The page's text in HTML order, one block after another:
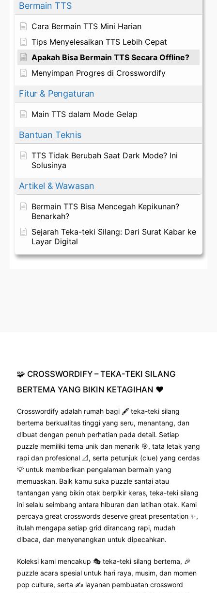
Bermain TTS
Cara Bermain TTS Mini Harian
Tips Menyelesaikan TTS Lebih Cepat
Apakah Bisa Bermain TTS Secara Offline?
Menyimpan Progres di Crosswordify
Fitur & Pengaturan
Main TTS dalam Mode Gelap
Bantuan Teknis
TTS Tidak Berubah Saat Dark Mode? Ini
Solusinya
Artikel & Wawasan
Bermain TTS Bisa Mencegah Kepikunan?
Benarkah?
Sejarah Teka-teki Silang: Dari Surat Kabar ke
Layar Digital
🧩 CROSSWORDIFY – TEKA-TEKI SILANG
BERTEMA YANG BIKIN KETAGIHAN ❤️
Crosswordify adalah rumah bagi 🖋️ teka-teki silang
bertema berkualitas tinggi yang seru, menantang, dan
dibuat dengan penuh perhatian pada detail. Setiap
puzzle memiliki tema unik dan menarik 🎯, tata letak yang
rapi dan profesional 📐, serta petunjuk (clue) yang cerdas
💡 untuk memberikan pengalaman bermain yang
memuaskan. Baik kamu suka puzzle santai atau
tantangan yang bikin otak berpikir keras, teka-teki silang
ini selalu seimbang antara hiburan dan latihan otak. Kami
percaya great crosswords deserve great presentation ✨,
itulah mengapa setiap grid dirancang rapi, mudah
dibaca, dan menyenangkan untuk dipecahkan.
Koleksi kami mencakup 🎭 teka-teki silang bertema, 🎉
puzzle acara spesial untuk hari raya, musim, dan momen
pop culture, serta ✍️ layanan pembuatan crossword